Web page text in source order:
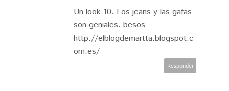
Un look 10. Los jeans y las gafas
son geniales. besos
http://elblogdemartta.blogspot.c
om.es/
Responder